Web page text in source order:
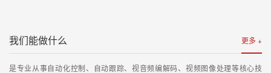
更多 +
我们能做什么
是专业从事自动化控制、自动跟踪、视音频编解码、视频图像处理等核心技